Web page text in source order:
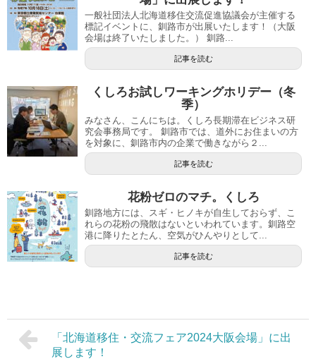
一般社団法人北海道移住交流促進協議会が主催する
標記イベントに、釧路市が出展いたします！（大阪
会場は終了いたしました。） 釧路...
記事を読む
くしろお試しワーキングホリデー（冬
季）
みなさん、こんにちは。くしろ長期滞在ビジネス研
究会事務局です。 釧路市では、道外にお住まいの方
を対象に、釧路市内の企業で働きながら２...
記事を読む
花粉ゼロのマチ。くしろ
釧路地方には、スギ・ヒノキが自生しておらず、こ
れらの花粉の飛散はないといわれています。釧路空
港に降りたとたん、空気がひんやりとして...
記事を読む
「北海道移住・交流フェア2024大阪会場」に出
展します！